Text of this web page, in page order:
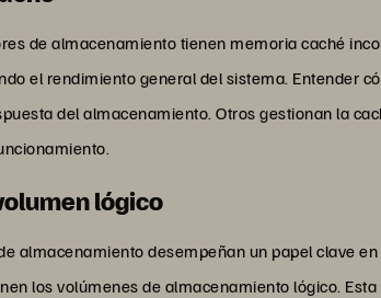
de almacenamiento tienen memoria caché
el rendimiento general del sistema. Entender
del almacenamiento. Otros gestionan la
lógico
almacenamiento desempeñan un papel clave
los volúmenes de almacenamiento lógico.